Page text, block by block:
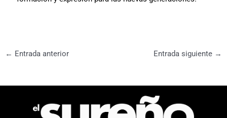
← Entrada anterior Entrada siguiente →